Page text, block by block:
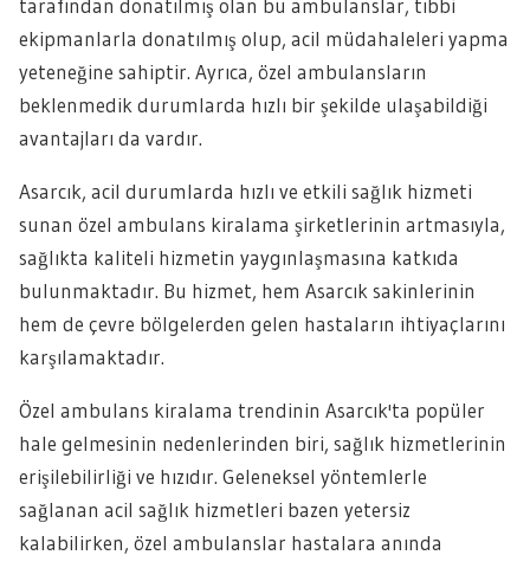
tarafından donatılmış olan bu ambulanslar, tıbbi
ekipmanlarla donatılmış olup, acil müdahaleleri yapma
yeteneğine sahiptir. Ayrıca, özel ambulansların
beklenmedik durumlarda hızlı bir şekilde ulaşabildiği
avantajları da vardır.
Asarcık, acil durumlarda hızlı ve etkili sağlık hizmeti
sunan özel ambulans kiralama şirketlerinin artmasıyla,
sağlıkta kaliteli hizmetin yaygınlaşmasına katkıda
bulunmaktadır. Bu hizmet, hem Asarcık sakinlerinin
hem de çevre bölgelerden gelen hastaların ihtiyaçlarını
karşılamaktadır.
Özel ambulans kiralama trendinin Asarcık'ta popüler
hale gelmesinin nedenlerinden biri, sağlık hizmetlerinin
erişilebilirliği ve hızıdır. Geleneksel yöntemlerle
sağlanan acil sağlık hizmetleri bazen yetersiz
kalabilirken, özel ambulanslar hastalara anında